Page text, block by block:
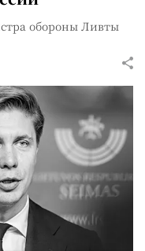
обороны Ливты